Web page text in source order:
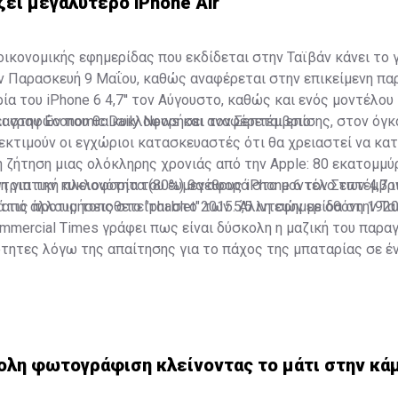
εφημερίδας που εκδίδεται στην Ταϊβάν κάνει το
Παρασκευή 9 Μαΐου, καθώς αναφέρεται στην επικείμενη
του iPhone 6 4,7'' τον Αύγουστο, καθώς και ενός
που θα κυκλοφορήσει τον Σεπτέμβριο.
στην Economic Daily News και αναφέρεται επίσης, στον
οι εγχώριοι κατασκευαστές ότι θα χρειαστεί να
ζήτηση μιας ολόκληρης χρονιάς από την Apple: 80
πλειονότητα (80%) θα αφορά στο μοντέλο των 4,7
τις προτιμήσεις στο "phablet" των 5,5 ιντσών με οθόνη
για την κυκλοφορία του ευμεγέθους iPhone 6 τον
από άλλους τοποθετείται στο 2015. Άλλη εφημερίδα στην
Times γράφει πως είναι δύσκολη η μαζική του
λόγω της απαίτησης για το πάχος της μπαταρίας σε
φωτογράφιση κλείνοντας το μάτι στην